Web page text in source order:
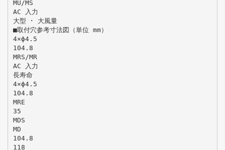
MU/MS
AC 入力
大型 ･ 大風量
■取付穴参考寸法図（単位 mm）
4×ϕ4.5
104.8
MRS/MR
AC 入力
長寿命
4×ϕ4.5
104.8
MRE
35
MDS
MD
104.8
118